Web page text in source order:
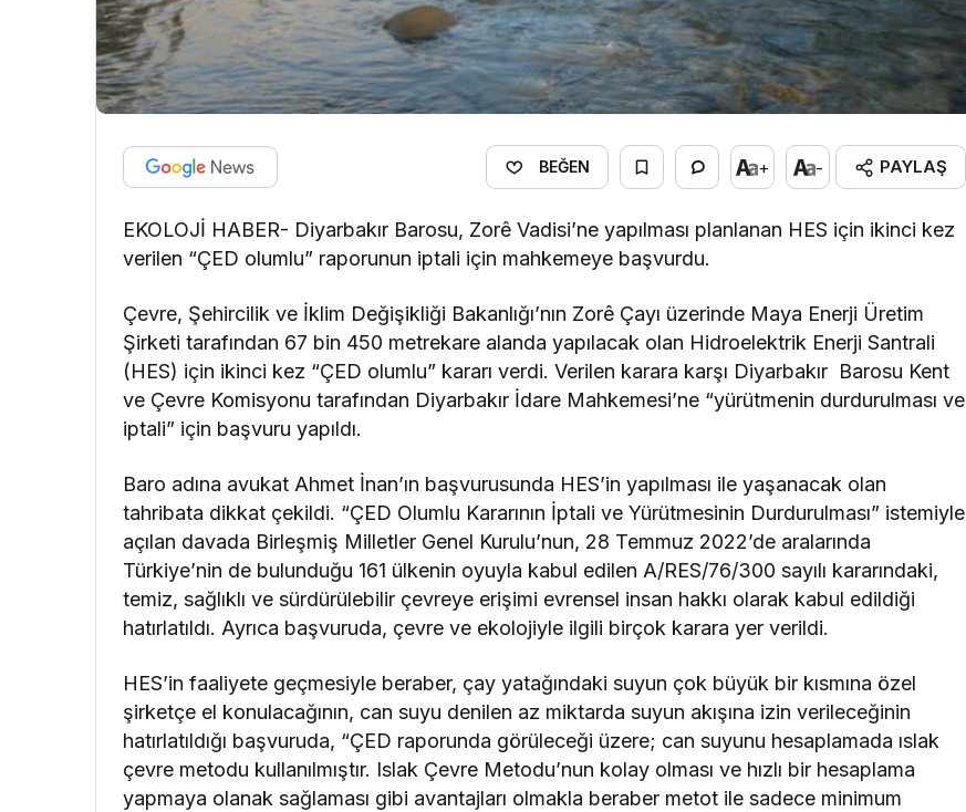
BEĞEN + - PAYLAŞ
EKOLOJİ HABER- Diyarbakır Barosu, Zorê Vadisi’ne yapılması planlanan HES için ikinci kez
verilen “ÇED olumlu” raporunun iptali için mahkemeye başvurdu.
Çevre, Şehircilik ve İklim Değişikliği Bakanlığı’nın Zorê Çayı üzerinde Maya Enerji Üretim
Şirketi tarafından 67 bin 450 metrekare alanda yapılacak olan Hidroelektrik Enerji Santrali
(HES) için ikinci kez “ÇED olumlu” kararı verdi. Verilen karara karşı Diyarbakır Barosu Kent
ve Çevre Komisyonu tarafından Diyarbakır İdare Mahkemesi’ne “yürütmenin durdurulması ve
iptali” için başvuru yapıldı.
Baro adına avukat Ahmet İnan’ın başvurusunda HES’in yapılması ile yaşanacak olan
tahribata dikkat çekildi. “ÇED Olumlu Kararının İptali ve Yürütmesinin Durdurulması” istemiyle
açılan davada Birleşmiş Milletler Genel Kurulu’nun, 28 Temmuz 2022’de aralarında
Türkiye’nin de bulunduğu 161 ülkenin oyuyla kabul edilen A/RES/76/300 sayılı kararındaki,
temiz, sağlıklı ve sürdürülebilir çevreye erişimi evrensel insan hakkı olarak kabul edildiği
hatırlatıldı. Ayrıca başvuruda, çevre ve ekolojiyle ilgili birçok karara yer verildi.
HES’in faaliyete geçmesiyle beraber, çay yatağındaki suyun çok büyük bir kısmına özel
şirketçe el konulacağının, can suyu denilen az miktarda suyun akışına izin verileceğinin
hatırlatıldığı başvuruda, “ÇED raporunda görüleceği üzere; can suyunu hesaplamada ıslak
çevre metodu kullanılmıştır. Islak Çevre Metodu’nun kolay olması ve hızlı bir hesaplama
yapmaya olanak sağlaması gibi avantajları olmakla beraber metot ile sadece minimum
Muş ile Bitlis arasındaki
sınırlar yeniden çizildi